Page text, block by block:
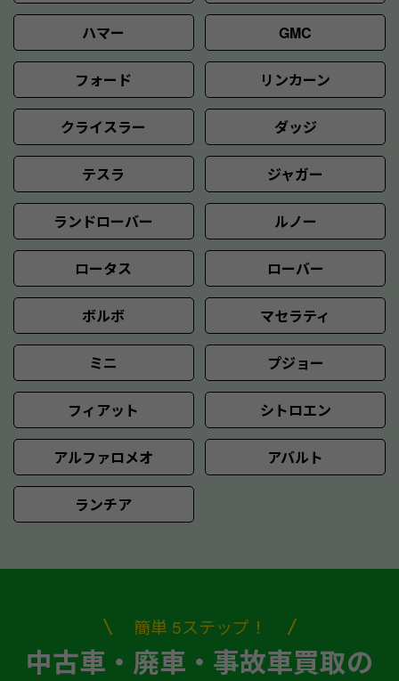
ハマー GMC
フォード リンカーン
クライスラー ダッジ
テスラ ジャガー
ランドローバー ルノー
ロータス ローバー
ボルボ マセラティ
ミニ プジョー
フィアット シトロエン
アルファロメオ アバルト
ランチア
簡単 5ステップ！
中古車・廃車・事故車買取の